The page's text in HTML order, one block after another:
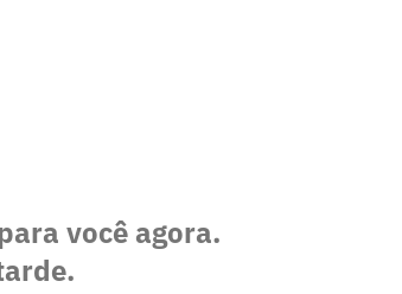
você agora.